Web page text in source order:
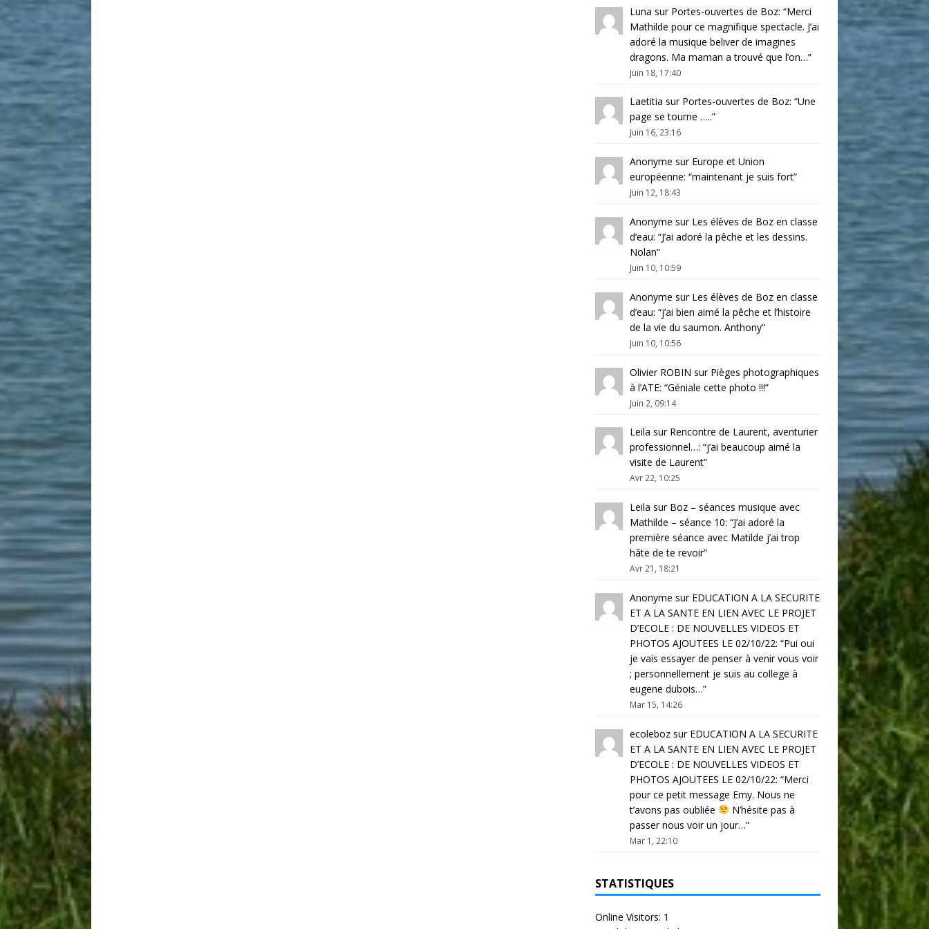
Luna sur Portes-ouvertes de Boz: “Merci
Mathilde pour ce magnifique spectacle. J’ai
adoré la musique beliver de imagines
dragons. Ma maman a trouvé que l’on…”
Juin 18, 17:40
Laetitia sur Portes-ouvertes de Boz: “Une
page se tourne …..”
Juin 16, 23:16
Anonyme sur Europe et Union
européenne: “maintenant je suis fort”
Juin 12, 18:43
Anonyme sur Les élèves de Boz en classe
d’eau: “J’ai adoré la pêche et les dessins.
Nolan”
Juin 10, 10:59
Anonyme sur Les élèves de Boz en classe
d’eau: “j’ai bien aimé la pêche et l’histoire
de la vie du saumon. Anthony”
Juin 10, 10:56
Olivier ROBIN sur Pièges photographiques
à l’ATE: “Géniale cette photo !!!”
Juin 2, 09:14
Leila sur Rencontre de Laurent, aventurier
professionnel…: “j’ai beaucoup aimé la
visite de Laurent”
Avr 22, 10:25
Leila sur Boz – séances musique avec
Mathilde – séance 10: “J’ai adoré la
première séance avec Matilde j’ai trop
hâte de te revoir”
Avr 21, 18:21
Anonyme sur EDUCATION A LA SECURITE
ET A LA SANTE EN LIEN AVEC LE PROJET
D’ECOLE : DE NOUVELLES VIDEOS ET
PHOTOS AJOUTEES LE 02/10/22: “Pui oui
je vais essayer de penser à venir vous voir
; personnellement je suis au college à
eugene dubois…”
Mar 15, 14:26
ecolebozsur EDUCATION A LA SECURITE
ET A LA SANTE EN LIEN AVEC LE PROJET
D’ECOLE : DE NOUVELLES VIDEOS ET
PHOTOS AJOUTEES LE 02/10/22: “Merci
pour ce petit message Emy. Nous ne
t’avons pas oubliée
N’hésite pas à
passer nous voir un jour…”
Mar 1, 22:10
STATISTIQUES
Online Visitors: 1